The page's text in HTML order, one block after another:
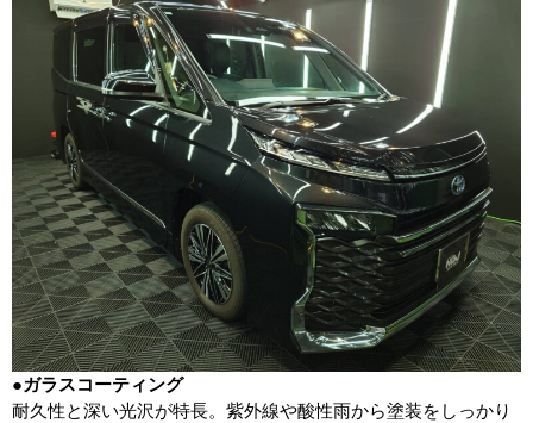
●ガラスコーティング
耐久性と深い光沢が特長。紫外線や酸性雨から塗装をしっかり